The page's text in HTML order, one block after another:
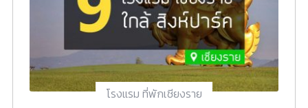
โรงแรม ที่พักเชียงราย